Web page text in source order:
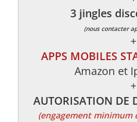
3 jingles
(nous contacter
+
APPS MOBILES
Amazon et
+
AUTORISATION DE
(engagement